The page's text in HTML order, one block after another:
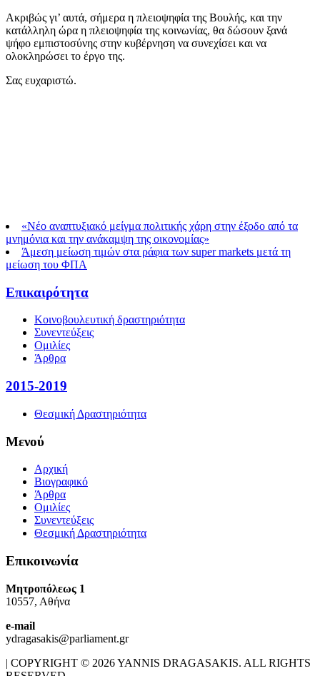
Ακριβώς γι’ αυτά, σήμερα η πλειοψηφία της Βουλής, και την
κατάλληλη ώρα η πλειοψηφία της κοινωνίας, θα δώσουν ξανά
ψήφο εμπιστοσύνης στην κυβέρνηση να συνεχίσει και να
ολοκληρώσει το έργο της.
Σας ευχαριστώ.
«Νέο αναπτυξιακό μείγμα πολιτικής χάρη στην έξοδο από τα
μνημόνια και την ανάκαμψη της οικονομίας»
Άμεση μείωση τιμών στα ράφια των super markets μετά τη
μείωση του ΦΠΑ
Επικαιρότητα
Κοινοβουλευτική δραστηριότητα
Συνεντεύξεις
Ομιλίες
Άρθρα
2015-2019
Θεσμική Δραστηριότητα
Μενού
Αρχική
Βιογραφικό
Άρθρα
Ομιλίες
Συνεντεύξεις
Θεσμική Δραστηριότητα
Επικοινωνία
Μητροπόλεως 1
10557, Αθήνα
e-mail
ydragasakis@parliament.gr
| COPYRIGHT © 2026 YANNIS DRAGASAKIS. ALL RIGHTS